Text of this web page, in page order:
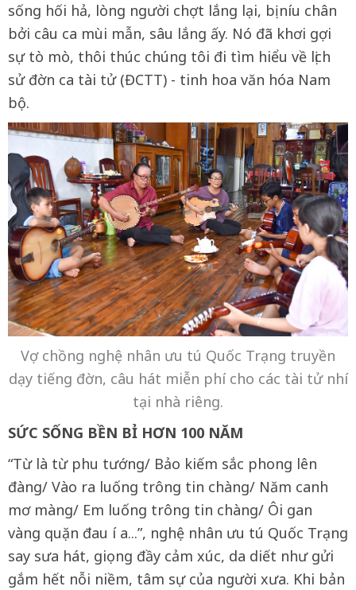
sống hối hả, lòng người chợt lắng lại, bị níu chân
bởi câu ca mùi mẫn, sâu lắng ấy. Nó đã khơi gợi
sự tò mò, thôi thúc chúng tôi đi tìm hiểu về lịch
sử đờn ca tài tử (ĐCTT) - tinh hoa văn hóa Nam
bộ.
Vợ chồng nghệ nhân ưu tú Quốc Trạng truyền
dạy tiếng đờn, câu hát miễn phí cho các tài tử nhí
tại nhà riêng.
SỨC SỐNG BỀN BỈ HƠN 100 NĂM
“Từ là từ phu tướng/ Bảo kiếm sắc phong lên
đàng/ Vào ra luống trông tin chàng/ Năm canh
mơ màng/ Em luống trông tin chàng/ Ôi gan
vàng quặn đau í a...”, nghệ nhân ưu tú Quốc Trạng
say sưa hát, giọng đầy cảm xúc, da diết như gửi
gắm hết nỗi niềm, tâm sự của người xưa. Khi bản